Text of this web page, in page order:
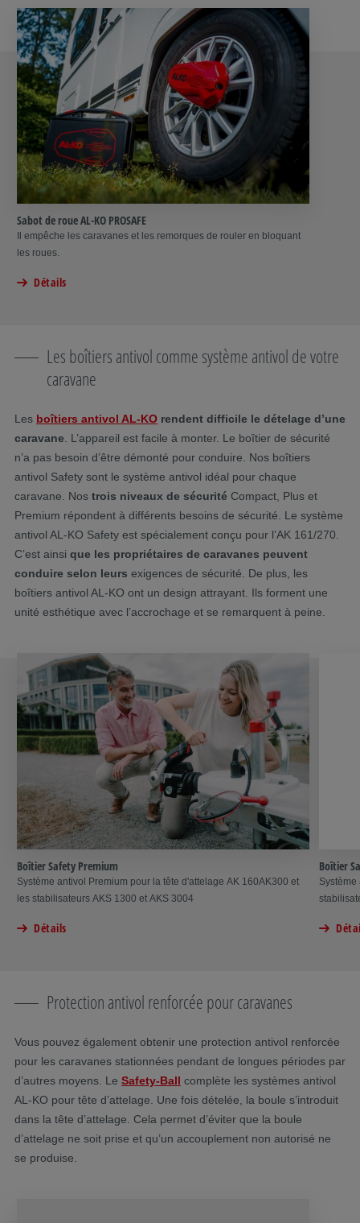
Sabot de roue AL-KO PROSAFE
Il empêche les caravanes et les remorques de rouler en bloquant
les roues.
Détails
Les boîtiers antivol comme système antivol de votre
caravane
Les boîtiers antivol AL-KO rendent difficile le dételage d’une
caravane. L’appareil est facile à monter. Le boîtier de sécurité
n’a pas besoin d’être démonté pour conduire. Nos boîtiers
antivol Safety sont le système antivol idéal pour chaque
caravane. Nos trois niveaux de sécurité Compact, Plus et
Premium répondent à différents besoins de sécurité. Le système
antivol AL-KO Safety est spécialement conçu pour l’AK 161/270.
C’est ainsi que les propriétaires de caravanes peuvent
conduire selon leurs exigences de sécurité. De plus, les
boîtiers antivol AL-KO ont un design attrayant. Ils forment une
unité esthétique avec l’accrochage et se remarquent à peine.
Boîtier Safety Premium
Système antivol Premium pour la tête d'attelage AK 160AK300 et
les stabilisateurs AKS 1300 et AKS 3004
Détails
Boîtier
Protection antivol renforcée pour caravanes
Vous pouvez également obtenir une protection antivol renforcée
pour les caravanes stationnées pendant de longues périodes par
d’autres moyens. Le Safety-Ball complète les systèmes antivol
AL-KO pour tête d’attelage. Une fois dételée, la boule s’introduit
dans la tête d’attelage. Cela permet d’éviter que la boule
d’attelage ne soit prise et qu’un accouplement non autorisé ne
se produise.